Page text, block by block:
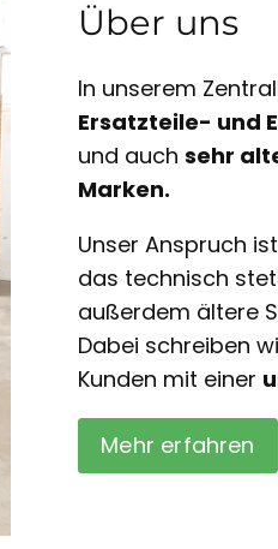
Über uns
In unserem
Ersatzteile- und
und auchsehr
Marken.
Unser Anspruch
das technisch
außerdem ältere
Dabei schreiben
Kunden mit einer
Mehr erfahren